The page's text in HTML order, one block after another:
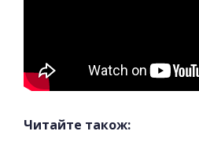
Читайте також: